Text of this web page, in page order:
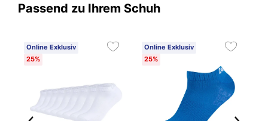
Passend zu Ihrem Schuh
Online Exklusiv
25%
Online Exklusiv
25%